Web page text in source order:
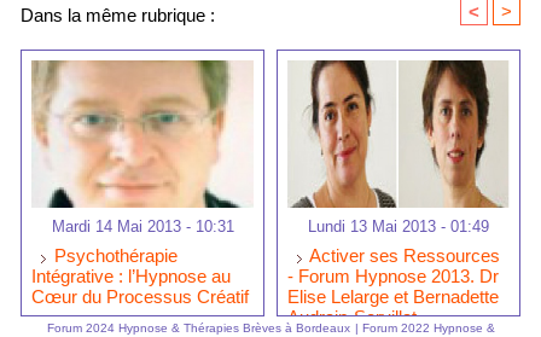
Dans la même rubrique : < >
Mardi 14 Mai 2013 - 10:31
Psychothérapie
Intégrative : l’Hypnose au
Cœur du Processus Créatif
Lundi 13 Mai 2013 - 01:49
Activer ses Ressources
- Forum Hypnose 2013. Dr
Elise Lelarge et Bernadette
Audrain-Servillat
Forum 2024 Hypnose & Thérapies Brèves à Bordeaux | Forum 2022 Hypnose &